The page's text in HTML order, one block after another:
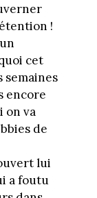
!
cet
semaines
encore
on va
de
lui
a foutu